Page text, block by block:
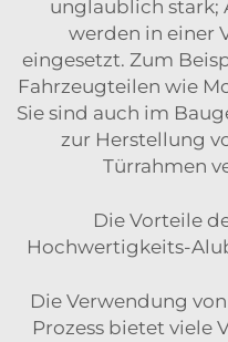
unglaublich stark;
werden in einer
eingesetzt. Zum
Fahrzeugteilen wie
Sie sind auch im
zur Herstellung
Türrahmen
Die Vorteile
Hochwertigkeits-
Die Verwendung
Prozess bietet viele